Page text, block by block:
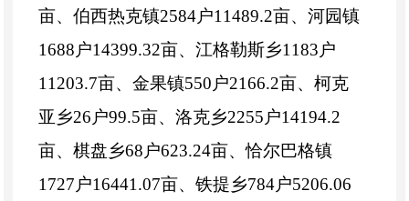
亩、伯西热克镇2584户11489.2亩、河园镇
1688户14399.32亩、江格勒斯乡1183户
11203.7亩、金果镇550户2166.2亩、柯克
亚乡26户99.5亩、洛克乡2255户14194.2
亩、棋盘乡68户623.24亩、恰尔巴格镇
1727户16441.07亩、铁提乡784户5206.06